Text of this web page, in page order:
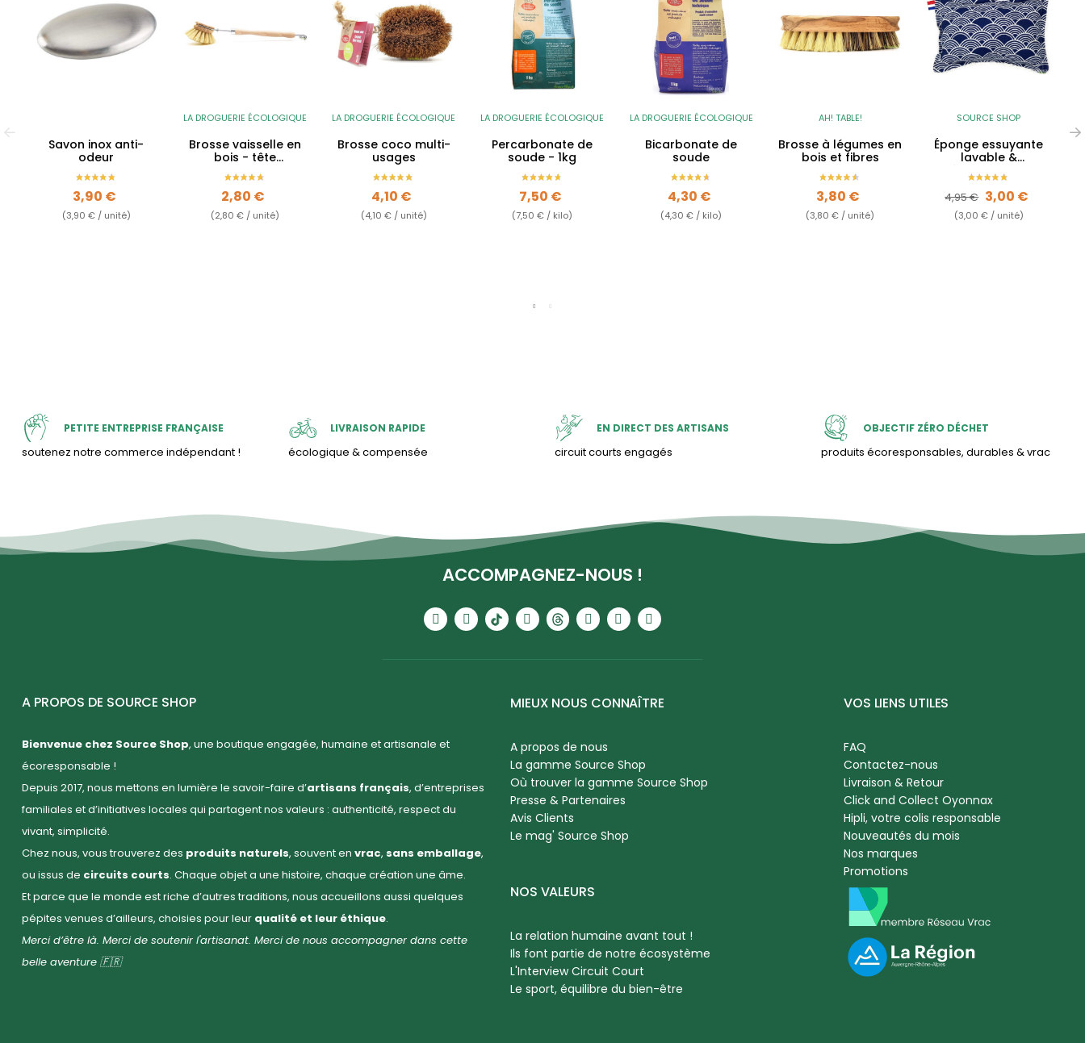
Savon inox anti-
odeur
Prix
3,90 €
(3,90 € / unité)
LA DROGUERIE ÉCOLOGIQUE
Brosse vaisselle en
bois - tête
interchangeable
Prix
2,80 €
(2,80 € / unité)
LA DROGUERIE ÉCOLOGIQUE
Brosse coco multi-
usages
Prix
4,10 €
(4,10 € / unité)
LA DROGUERIE ÉCOLOGIQUE
Percarbonate de
soude - 1kg
Prix
7,50 €
(7,50 € / kilo)
LA DROGUERIE ÉCOLOGIQUE
Bicarbonate de
soude
Prix
4,30 €
(4,30 € / kilo)
AH! TABLE!
Brosse à légumes en
bois et fibres
Prix
3,80 €
(3,80 € / unité)
SOURCE SHOP
Éponge essuyante
lavable &
réutilisable BIO
Prix de base
4,95 € Prix
3,00 €
(3,00 € / unité)
PETITE ENTREPRISE FRANÇAISE
soutenez notre commerce indépendant !
LIVRAISON RAPIDE
écologique & compensée
EN DIRECT DES ARTISANS
circuit courts engagés
OBJECTIF ZÉRO DÉCHET
produits écoresponsables, durables & vrac
ACCOMPAGNEZ-NOUS !
A PROPOS DE SOURCE SHOP
Bienvenue chez Source Shop, une boutique engagée, humaine et artisanale et
écoresponsable !
Depuis 2017, nous mettons en lumière le savoir-faire d’artisans français, d’entreprises
familiales et d’initiatives locales qui partagent nos valeurs : authenticité, respect du
vivant, simplicité.
Chez nous, vous trouverez des produits naturels, souvent en vrac, sans emballage,
ou issus de circuits courts. Chaque objet a une histoire, chaque création une âme.
Et parce que le monde est riche d’autres traditions, nous accueillons aussi quelques
pépites venues d’ailleurs, choisies pour leur qualité et leur éthique.
Merci d’être là. Merci de soutenir l'artisanat. Merci de nous accompagner dans cette
belle aventure 🇫🇷
MIEUX NOUS CONNAÎTRE
A propos de nous
La gamme Source Shop
Où trouver la gamme Source Shop
Presse & Partenaires
Avis Clients
Le mag' Source Shop
NOS VALEURS
La relation humaine avant tout !
Ils font partie de notre écosystème
L'Interview Circuit Court
Le sport, équilibre du bien-être
VOS LIENS UTILES
FAQ
Contactez-nous
Livraison & Retour
Click and Collect Oyonnax
Hipli, votre colis responsable
Nouveautés du mois
Nos marques
Promotions